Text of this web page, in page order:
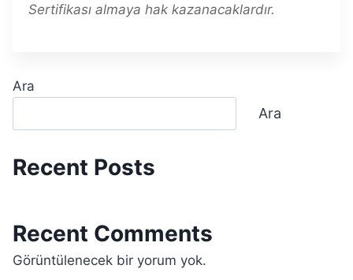
Sertifikası almaya hak kazanacaklardır.
Ara
Ara
Recent Posts
Recent Comments
Görüntülenecek bir yorum yok.